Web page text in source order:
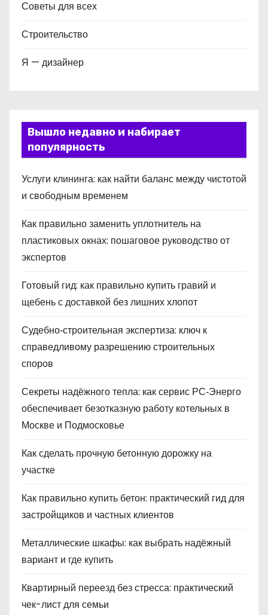
Советы для всех
Строительство
Я — дизайнер
Вышло недавно и набирает
популярность
Услуги клининга: как найти баланс между чистотой
и свободным временем
Как правильно заменить уплотнитель на
пластиковых окнах: пошаговое руководство от
экспертов
Готовый гид: как правильно купить гравий и
щебень с доставкой без лишних хлопот
Судебно‑строительная экспертиза: ключ к
справедливому разрешению строительных
споров
Секреты надёжного тепла: как сервис РС‑Энерго
обеспечивает безотказную работу котельных в
Москве и Подмосковье
Как сделать прочную бетонную дорожку на
участке
Как правильно купить бетон: практический гид для
застройщиков и частных клиентов
Металлические шкафы: как выбрать надёжный
вариант и где купить
Квартирный переезд без стресса: практический
чек-лист для семьи